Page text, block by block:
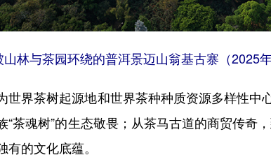
山林与茶园环绕的普洱景迈山翁基古寨（2025
界茶树起源地和世界茶种种质资源多样性中
“茶魂树”的生态敬畏；从茶马古道的商贸传奇
的文化底蕴。